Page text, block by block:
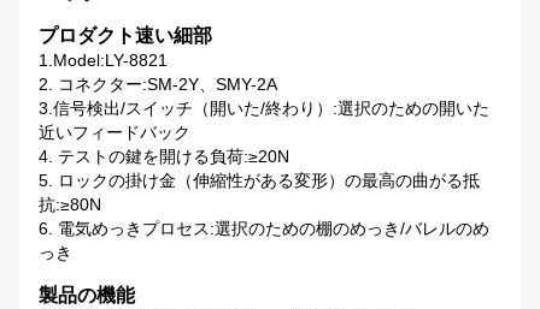
プロダクト速い細部
1.Model:LY-8821
2. コネクター:SM-2Y、SMY-2A
3.信号検出/スイッチ（開いた/終わり）:選択のための開いた
近いフィードバック
4. テストの鍵を開ける負荷:≥20N
5. ロックの掛け金（伸縮性がある変形）の最高の曲がる抵
抗:≥80N
6. 電気めっきプロセス:選択のための棚のめっき/バレルのめ
っき
製品の機能